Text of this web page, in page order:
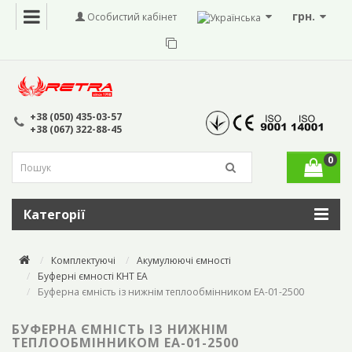
грн.
Особистий кабінет
+38 (050) 435-03-57
+38 (067) 322-88-45
0
Категорії
Комплектуючі
Акумулюючі ємності
Буферні ємності KHT EA
Буферна ємність із нижнім теплообмінником ЕА-01-2500
БУФЕРНА ЄМНІСТЬ ІЗ НИЖНІМ
ТЕПЛООБМІННИКОМ ЕА-01-2500